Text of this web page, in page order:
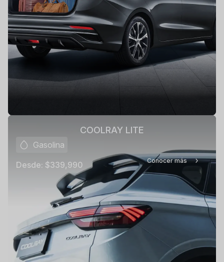
COOLRAY LITE
Gasolina
Desde: $339,990 Conocer más